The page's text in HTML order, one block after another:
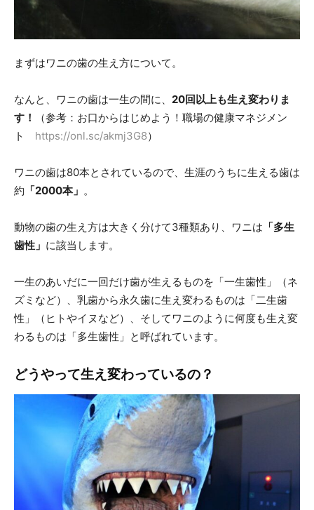
まずはワニの歯の生え方について。
なんと、ワニの歯は一生の間に、 20回以上も生え変わりま
す！
（参考：お口からはじめよう！職場の健康マネジメン
ト https://onl.sc/akmj3G8）
ワニの歯は80本とされているので、生涯のうちに生える歯は
約 「2000本」 。
動物の歯の生え方は大きく分けて3種類あり、ワニは 「多生
歯性」 に該当します。
一生のあいだに一回だけ歯が生えるものを「一生歯性」（ネ
ズミなど）、乳歯から永久歯に生え変わるものは「二生歯
性」（ヒトやイヌなど）、そしてワニのように何度も生え変
わるものは「多生歯性」と呼ばれています。
どうやって生え変わっているの？